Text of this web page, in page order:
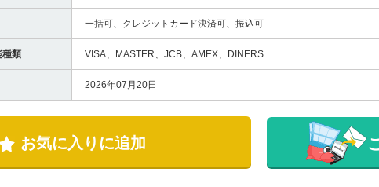
一括可、クレジットカード決済可、振込可
種類 VISA、MASTER、JCB、AMEX、DINERS
2026年07月20日
お気に入りに追加